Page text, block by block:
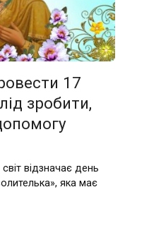
17
зробити,
відзначає день
яка має